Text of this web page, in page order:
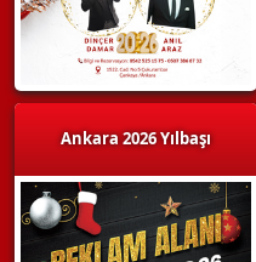
Ankara 2026 Yılbaşı